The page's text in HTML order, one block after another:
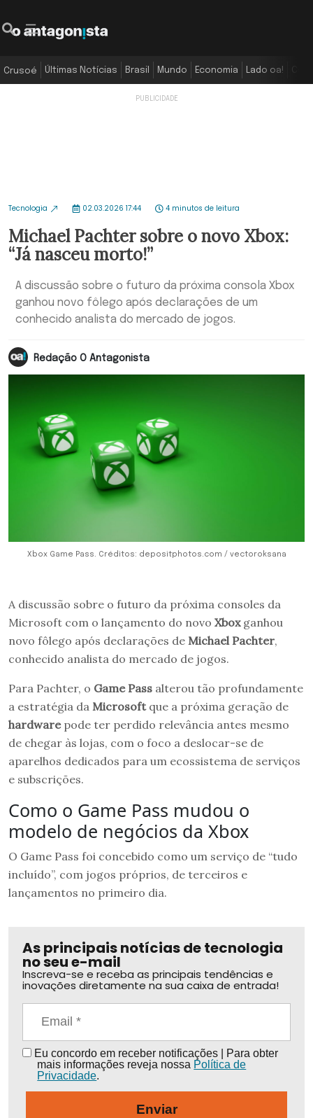
Crusoé Últimas Notícias Brasil Mundo Economia Lado oa!
Tecnologia 02.03.2026 17:44 4 minutos de leitura
Michael Pachter sobre o novo Xbox:
“Já nasceu morto!”
A discussão sobre o futuro da próxima consola Xbox
ganhou novo fôlego após declarações de um
conhecido analista do mercado de jogos.
Redação O Antagonista
Xbox Game Pass. Créditos: depositphotos.com / vectoroksana
A discussão sobre o futuro da próxima consoles da
Microsoft com o lançamento do novo Xbox ganhou
novo fôlego após declarações de Michael Pachter,
conhecido analista do mercado de jogos.
Para Pachter, o Game Pass alterou tão profundamente
a estratégia da Microsoft que a próxima geração de
hardware pode ter perdido relevância antes mesmo
de chegar às lojas, com o foco a deslocar-se de
aparelhos dedicados para um ecossistema de serviços
e subscrições.
Como o Game Pass mudou o
modelo de negócios da Xbox
O Game Pass foi concebido como um serviço de “tudo
incluído”, com jogos próprios, de terceiros e
lançamentos no primeiro dia.
As principais notícias de tecnologia
no seu e-mail
Inscreva-se e receba as principais tendências e
inovações diretamente na sua caixa de entrada!
Eu concordo em receber notificações | Para obter
mais informações reveja nossa Política de
Privacidade.
Enviar